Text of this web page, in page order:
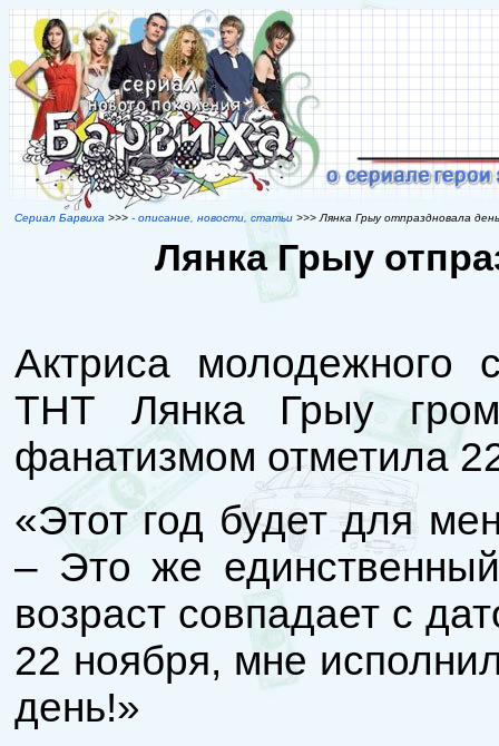
Сериал Барвиха >>> - описание, новости, статьи >>> Лянка Грыу отпраздновала
Лянка Грыу
Актриса молодежного
ТНТ Лянка Грыу
фанатизмом отметила
«Этот год будет для
– Это же
возраст совпадает с
22 ноября, мне
день!»